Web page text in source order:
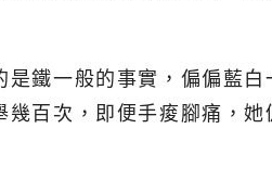
鐵一般的事實，偏偏藍
百次，即便手痠腳痛，